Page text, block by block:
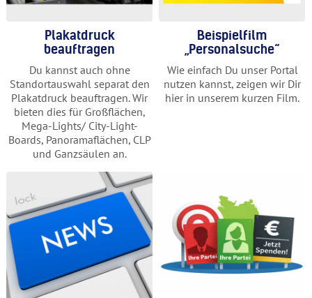
Plakatdruck
beauftragen
Du kannst auch ohne
Standortauswahl separat den
Plakatdruck beauftragen. Wir
bieten dies für Großflächen,
Mega-Lights/ City-Light-
Boards, Panoramaflächen, CLP
und Ganzsäulen an.
Beispielfilm
„Personalsuche“
Wie einfach Du unser Portal
nutzen kannst, zeigen wir Dir
hier in unserem kurzen Film.